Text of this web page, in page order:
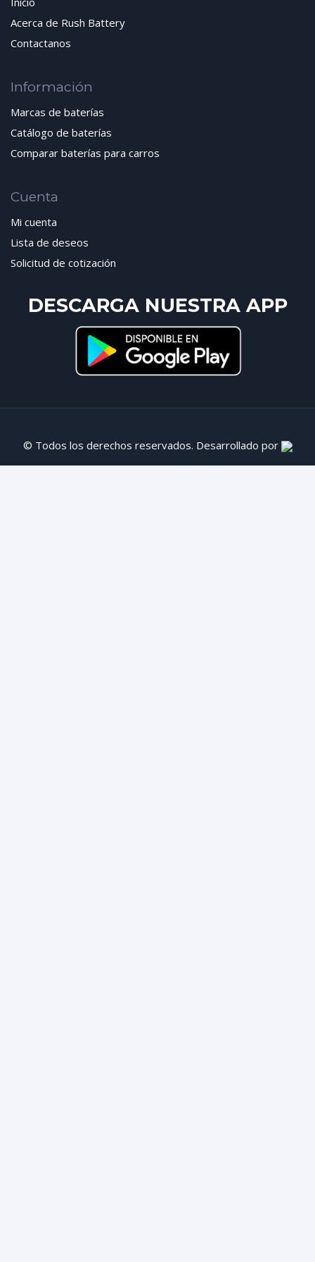
Acerca de Rush Battery
Contactanos
Información
Marcas de baterías
Catálogo de baterías
Comparar baterías para carros
Cuenta
Mi cuenta
Lista de deseos
Solicitud de cotización
DESCARGA NUESTRA APP
© Todos los derechos reservados. Desarrollado por